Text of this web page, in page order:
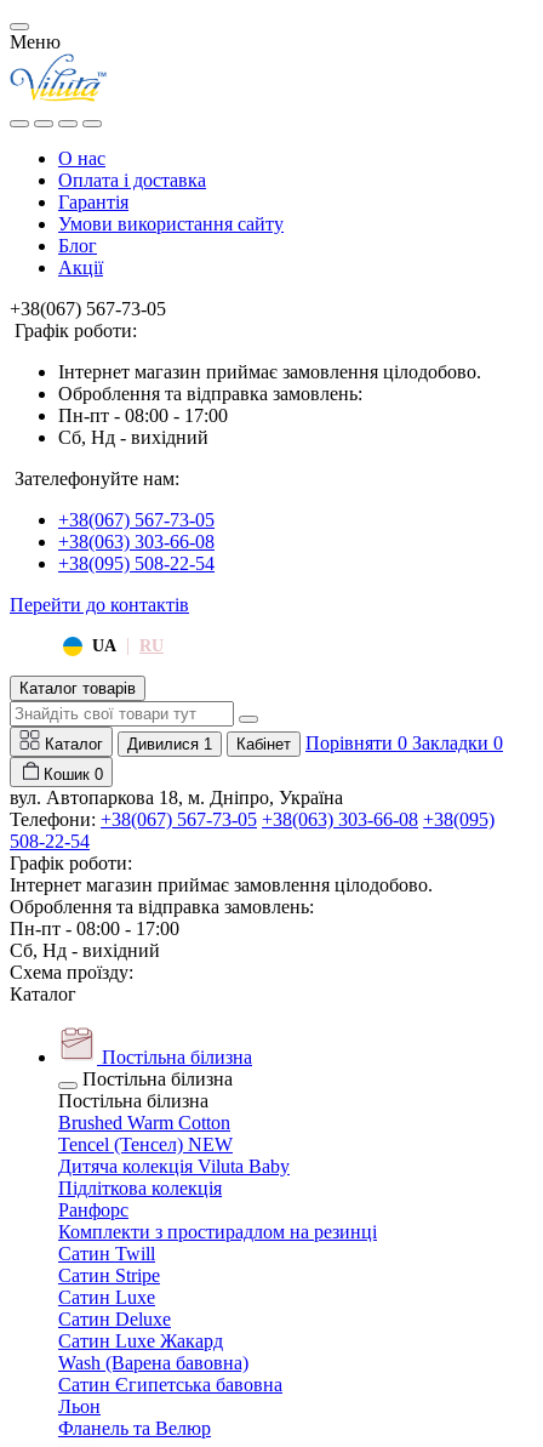
Меню
О нас
Оплата і доставка
Гарантія
Умови використання сайту
Блог
Акції
+38(067) 567-73-05
Графік роботи:
Інтернет магазин приймає замовлення цілодобово.
Оброблення та відправка замовлень:
Пн-пт - 08:00 - 17:00
Сб, Нд - вихідний
Зателефонуйте нам:
+38(067) 567-73-05
+38(063) 303-66-08
+38(095) 508-22-54
Перейти до контактів
UA | RU
Каталог товарів
Каталог Дивилися 1 Кабінет Порівняти 0 Закладки 0
Кошик 0
вул. Автопаркова 18, м. Дніпро, Україна
Телефони: +38(067) 567-73-05 +38(063) 303-66-08 +38(095)
508-22-54
Графік роботи:
Інтернет магазин приймає замовлення цілодобово.
Оброблення та відправка замовлень:
Пн-пт - 08:00 - 17:00
Сб, Нд - вихідний
Схема проїзду:
Каталог
Постільна білизна
Постільна білизна
Постільна білизна
Brushed Warm Cotton
Tencel (Тенсел) NEW
Дитяча колекція Viluta Baby
Підліткова колекція
Ранфорс
Комплекти з простирадлом на резинці
Сатин Twill
Сатин Stripe
Сатин Luxe
Сатин Deluxe
Сатин Luxe Жакард
Wash (Варена бавовна)
Сатин Єгипетська бавовна
Льон
Фланель та Велюр